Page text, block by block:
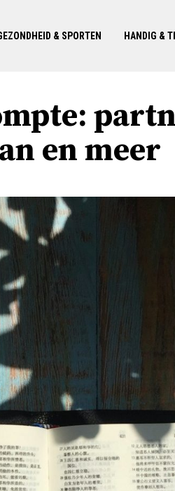
& SPORTEN HANDIG &
en meer